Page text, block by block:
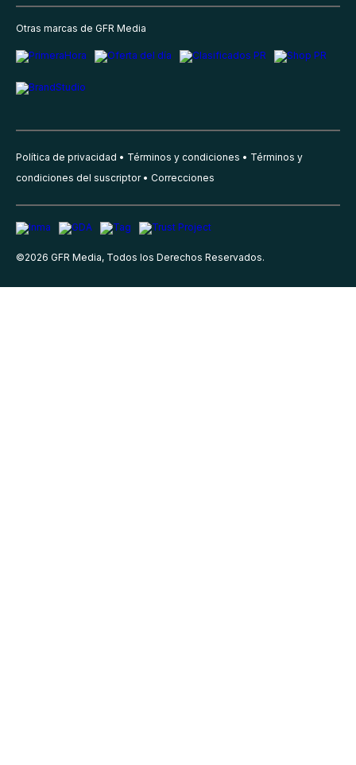
Otras marcas de GFR Media
Política de privacidad Términos y condiciones
Términos y
condiciones del suscriptor
Correcciones
©2026 GFR Media, Todos los Derechos Reservados.